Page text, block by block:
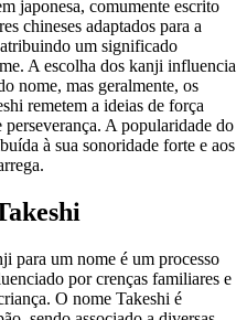
japonesa, comumente escrito
chineses adaptados para a
um significado
A escolha dos kanji influencia
nome, mas geralmente, os
remetem a ideias de força
A popularidade do
à sua sonoridade forte e aos
para um nome é um processo
por crenças familiares e
O nome Takeshi é